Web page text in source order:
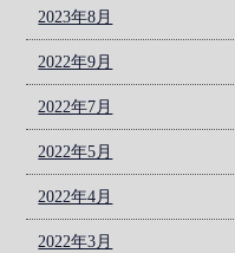
2023年8月
2022年9月
2022年7月
2022年5月
2022年4月
2022年3月